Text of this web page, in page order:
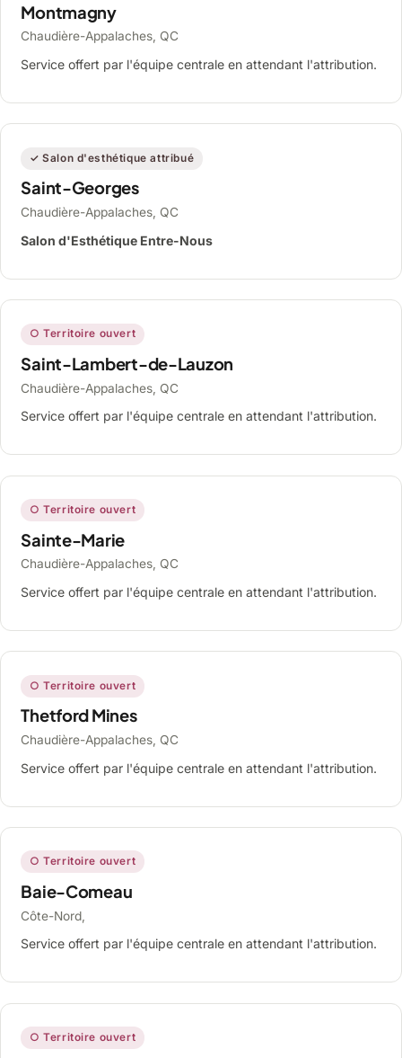
Montmagny
Chaudière-Appalaches, QC
Service offert par l'équipe centrale en attendant l'attribution.
✓ Salon d'esthétique attribué
Saint-Georges
Chaudière-Appalaches, QC
Salon d'Esthétique Entre-Nous
○ Territoire ouvert
Saint-Lambert-de-Lauzon
Chaudière-Appalaches, QC
Service offert par l'équipe centrale en attendant l'attribution.
○ Territoire ouvert
Sainte-Marie
Chaudière-Appalaches, QC
Service offert par l'équipe centrale en attendant l'attribution.
○ Territoire ouvert
Thetford Mines
Chaudière-Appalaches, QC
Service offert par l'équipe centrale en attendant l'attribution.
○ Territoire ouvert
Baie-Comeau
Côte-Nord,
Service offert par l'équipe centrale en attendant l'attribution.
○ Territoire ouvert